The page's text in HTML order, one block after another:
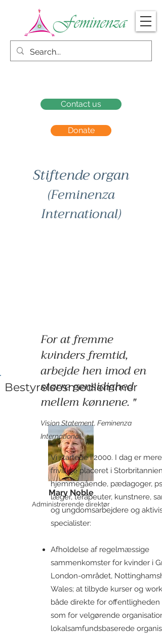
Donate
Contact us
Stiftende organ
(Feminenza
International)
Bestyrelsesmedlemmer
Mary Noble
Administrerende direktør
For at fremme
kvinders fremtid,
arbejde hen imod en
større gensidighed
mellem kønnene. "
Vision Statement, Feminenza
International
Vi startede i 2000. I dag er mere
frivillige placeret i Storbritannien:
hjemmegående, pædagoger,
læger, terapeuter, kunstnere,
og ungdomsarbejdere og
specialister:
Afholdelse af regelmæssige
sammenkomster for kvinder i
London-området,
Wales; at tilbyde kurser og
både direkte for offentligheden
som for velgørende
lokalsamfundsbaserede